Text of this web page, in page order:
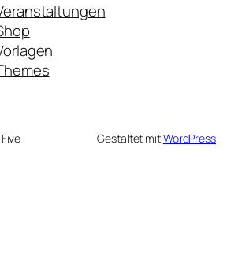
Gestaltet mitWordPress